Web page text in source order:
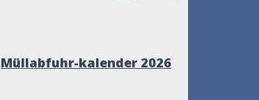
Müllabfuhr-